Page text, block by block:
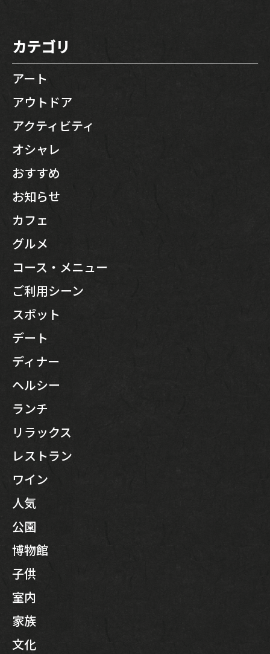
カテゴリ
アート
アウトドア
アクティビティ
オシャレ
おすすめ
お知らせ
カフェ
グルメ
コース・メニュー
ご利用シーン
スポット
デート
ディナー
ヘルシー
ランチ
リラックス
レストラン
ワイン
人気
公園
博物館
子供
室内
家族
文化